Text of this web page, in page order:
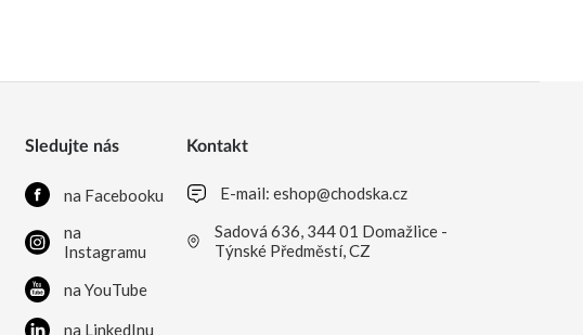
Sledujte nás
na Facebooku
na
Instagramu
na YouTube
na LinkedInu
Kontakt
E-mail:eshop@chodska.cz
Sadová 636, 344 01 Domažlice -
Týnské Předměstí, CZ